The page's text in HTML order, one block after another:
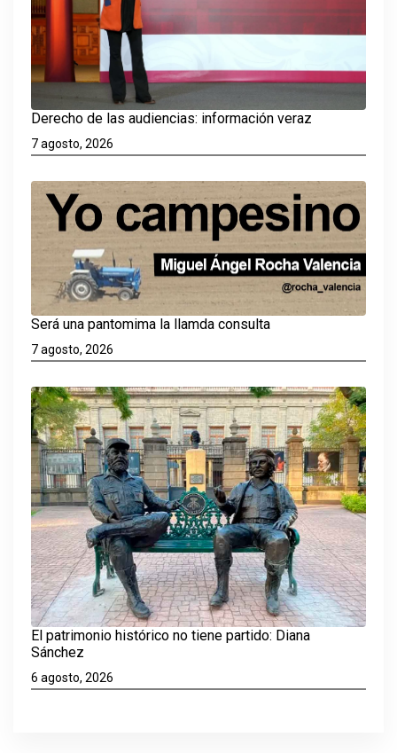
Derecho de las audiencias: información veraz
7 agosto, 2026
Será una pantomima la llamda consulta
7 agosto, 2026
El patrimonio histórico no tiene partido: Diana
Sánchez
6 agosto, 2026